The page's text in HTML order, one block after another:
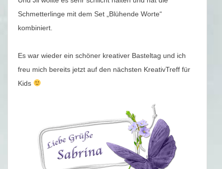
Schmetterlinge mit dem Set „Blühende Worte“
kombiniert.
Es war wieder ein schöner kreativer Basteltag und ich
freu mich bereits jetzt auf den nächsten KreativTreff für
Kids